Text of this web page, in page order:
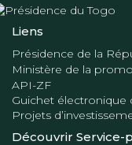
Liens
Présidence de la
Ministère de la
API-ZF
Guichet électronique
Projets
Découvrir Service-